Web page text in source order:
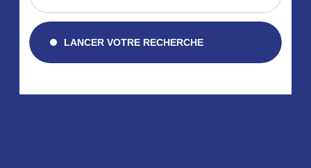
LANCER VOTRE RECHERCHE